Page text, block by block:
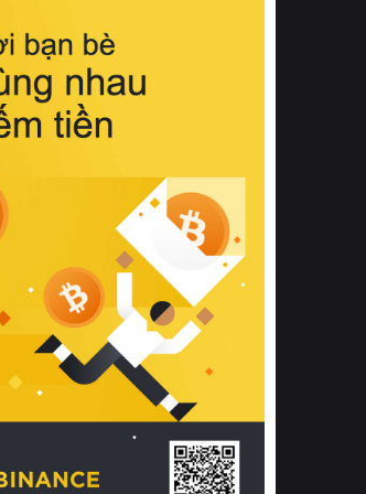
hồi chuẩn xác của phần đệm nâng đỡ
cột sống.
Bên cạnh đó, việc lựa chọn các dòng
sản phẩm đạt chuẩn chất lượng quốc
tế còn giúp ngăn ngừa tình trạng kích
khuẩn và nấm mốc trong điều kiện
thời tiết nóng ẩm. Bạn có thể tìm hiểu
thêm các nghiên cứu khoa học về tác
động của giấc ngủ và môi trường
phòng ngủ đối với sức khỏe con
người tại Sleep Foundation (External
Link) để có cái nhìn toàn diện hơn.
2. Các tiêu chí vàng khi lựa chọn
chăn ga gối đệm cao cấp cho phòng
ngủ
Để sở hữu một bộ chăn ga gối đệm
cao cấp hoàn hảo cả về thẩm mỹ lẫn
công năng, người tiêu dùng cần cân
nhắc kỹ lưỡng các tiêu chí quan trọng